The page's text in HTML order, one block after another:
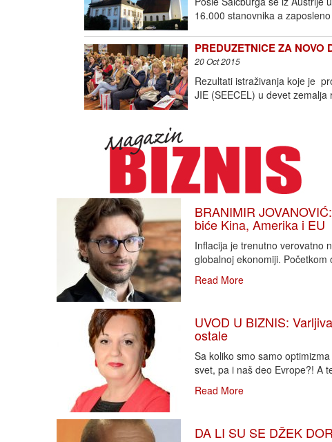
16.000 stanovnika a
PREDUZETNICE ZA
20 Oct 2015
Rezultati istraživanja koje je
JIE (SEECEL) u devet
BRANIMIR
biće Kina, Amerika i EU
Inflacija je trenutno verovatno
globalnoj ekonomiji. Početkom
Read More
UVOD U BIZNIS:
ostale
Sa koliko smo samo
svet, pa i naš deo Evrope?! A
Read More
DA LI SU SE DŽEK